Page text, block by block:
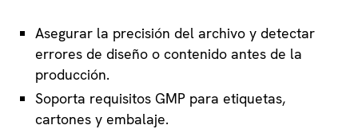
Asegurar la precisión del archivo y detectar
errores de diseño o contenido antes de la
producción.
Soporta requisitos GMP para etiquetas,
cartones y embalaje.